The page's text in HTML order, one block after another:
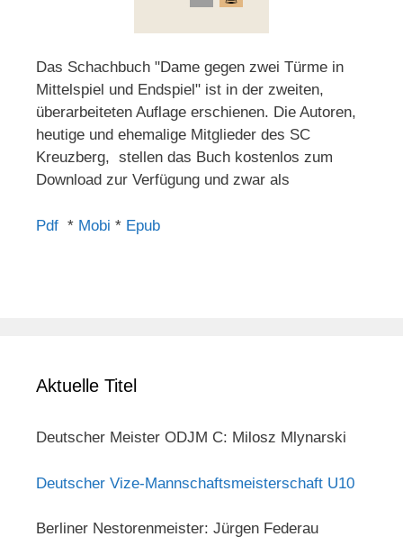
Das Schachbuch "Dame gegen zwei Türme in
Mittelspiel und Endspiel" ist in der zweiten,
überarbeiteten Auflage erschienen. Die Autoren,
heutige und ehemalige Mitglieder des SC
Kreuzberg, stellen das Buch kostenlos zum
Download zur Verfügung und zwar als
Pdf * Mobi * Epub
Aktuelle Titel
Deutscher Meister ODJM C: Milosz Mlynarski
Deutscher Vize-Mannschaftsmeisterschaft U10
Berliner Nestorenmeister: Jürgen Federau